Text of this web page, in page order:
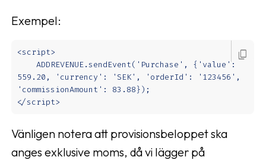
Exempel:
<script>
ADDREVENUE.sendEvent('Purchase', {'value':
559.20, 'currency': 'SEK', 'orderId': '123456',
'commissionAmount': 83.88});
</script>
content_copy
Vänligen notera att provisionsbeloppet ska
anges exklusive moms, då vi lägger på